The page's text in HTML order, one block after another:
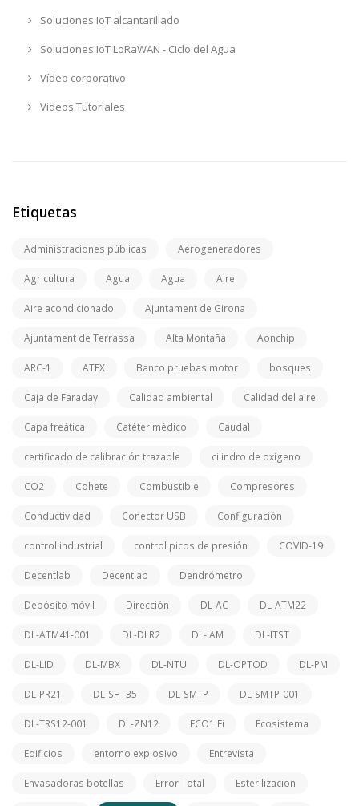
Soluciones IoT alcantarillado
Soluciones IoT LoRaWAN - Ciclo del Agua
Vídeo corporativo
Videos Tutoriales
Etiquetas
Administraciones públicas Aerogeneradores
Agricultura Agua Agua Aire
Aire acondicionado Ajuntament de Girona
Ajuntament de Terrassa Alta Montaña Aonchip
ARC-1 ATEX Banco pruebas motor bosques
Caja de Faraday Calidad ambiental Calidad del aire
Capa freática Catéter médico Caudal
certificado de calibración trazable cilindro de oxígeno
CO2 Cohete Combustible Compresores
Conductividad Conector USB Configuración
control industrial control picos de presión COVID-19
Decentlab Decentlab Dendrómetro
Depósito móvil Dirección DL-AC DL-ATM22
DL-ATM41-001 DL-DLR2 DL-IAM DL-ITST
DL-LID DL-MBX DL-NTU DL-OPTOD DL-PM
DL-PR21 DL-SHT35 DL-SMTP DL-SMTP-001
DL-TRS12-001 DL-ZN12 ECO1 Ei Ecosistema
Edificios entorno explosivo Entrevista
Envasadoras botellas Error Total Esterilizacion